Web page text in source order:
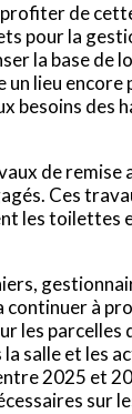
de
pour la
la base de
un lieu
besoins des
de remise
Ces
les toilettes
continuer à
les parcelles
salle et les
2025 et
sur